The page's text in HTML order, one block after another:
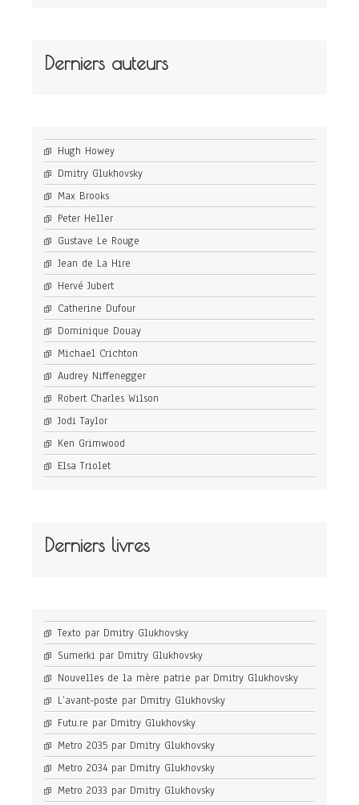
Derniers auteurs
Hugh Howey
Dmitry Glukhovsky
Max Brooks
Peter Heller
Gustave Le Rouge
Jean de La Hire
Hervé Jubert
Catherine Dufour
Dominique Douay
Michael Crichton
Audrey Niffenegger
Robert Charles Wilson
Jodi Taylor
Ken Grimwood
Elsa Triolet
Derniers livres
Texto par Dmitry Glukhovsky
Sumerki par Dmitry Glukhovsky
Nouvelles de la mère patrie par Dmitry Glukhovsky
L’avant-poste par Dmitry Glukhovsky
Futu.re par Dmitry Glukhovsky
Metro 2035 par Dmitry Glukhovsky
Metro 2034 par Dmitry Glukhovsky
Metro 2033 par Dmitry Glukhovsky